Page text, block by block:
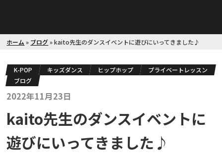
ホーム » ブログ»kaito先生のダンスイベントに遊びにいってきました♪
K-POP キッズダンス ヒップホップ
プライベートレッスン
ブログ
2022年11月23日
kaito先生のダンスイベントに
遊びにいってきました♪